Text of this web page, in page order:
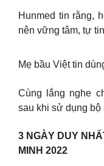
Hunmed tin rằng,
nên vững tâm, tự
Mẹ bầu Việt tin
Cùng lắng nghe
sau khi sử dụng bộ
3 NGÀY DUY
MINH 2022